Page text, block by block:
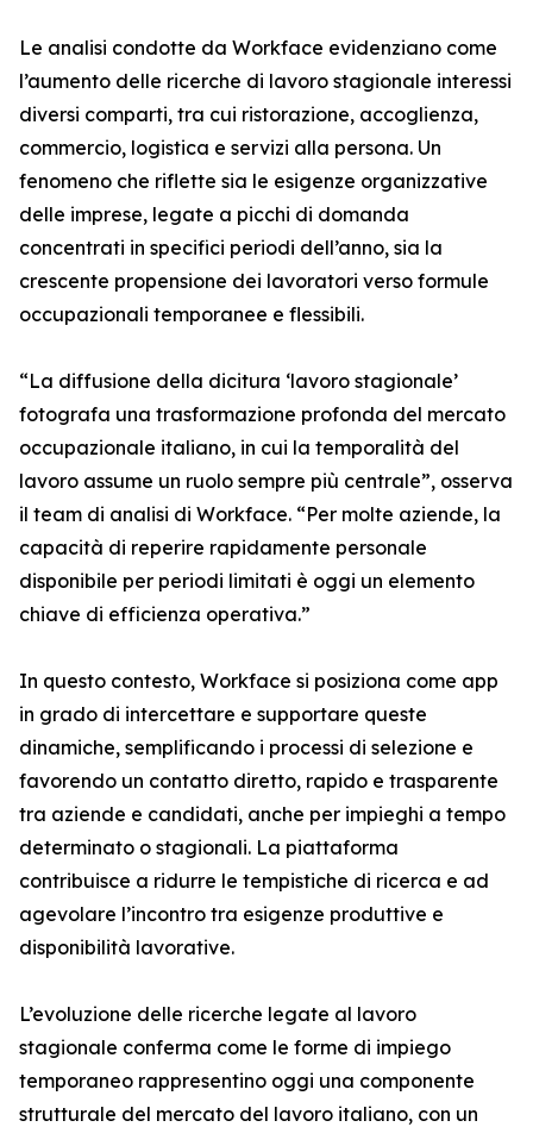
Le analisi condotte da Workface evidenziano come
l’aumento delle ricerche di lavoro stagionale interessi
diversi comparti, tra cui ristorazione, accoglienza,
commercio, logistica e servizi alla persona. Un
fenomeno che riflette sia le esigenze organizzative
delle imprese, legate a picchi di domanda
concentrati in specifici periodi dell’anno, sia la
crescente propensione dei lavoratori verso formule
occupazionali temporanee e flessibili.
“La diffusione della dicitura ‘lavoro stagionale’
fotografa una trasformazione profonda del mercato
occupazionale italiano, in cui la temporalità del
lavoro assume un ruolo sempre più centrale”, osserva
il team di analisi di Workface. “Per molte aziende, la
capacità di reperire rapidamente personale
disponibile per periodi limitati è oggi un elemento
chiave di efficienza operativa.”
In questo contesto, Workface si posiziona come app
in grado di intercettare e supportare queste
dinamiche, semplificando i processi di selezione e
favorendo un contatto diretto, rapido e trasparente
tra aziende e candidati, anche per impieghi a tempo
determinato o stagionali. La piattaforma
contribuisce a ridurre le tempistiche di ricerca e ad
agevolare l’incontro tra esigenze produttive e
disponibilità lavorative.
L’evoluzione delle ricerche legate al lavoro
stagionale conferma come le forme di impiego
temporaneo rappresentino oggi una componente
strutturale del mercato del lavoro italiano, con un